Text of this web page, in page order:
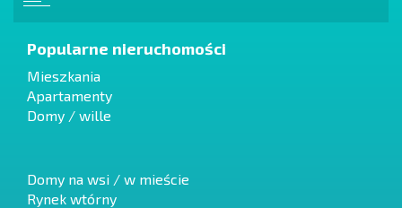
Popularne nieruchomości
Mieszkania
Apartamenty
Domy / wille
Domy na wsi / w mieście
Rynek wtórny